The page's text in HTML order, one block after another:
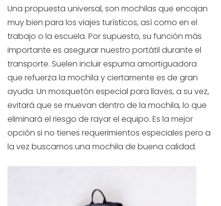
Una propuesta universal, son mochilas que encajan
muy bien para los viajes turísticos, así como en el
trabajo o la escuela. Por supuesto, su función más
importante es asegurar nuestro portátil durante el
transporte. Suelen incluir espuma amortiguadora
que refuerza la mochila y ciertamente es de gran
ayuda. Un mosquetón especial para llaves, a su vez,
evitará que se muevan dentro de la mochila, lo que
eliminará el riesgo de rayar el equipo. Es la mejor
opción si no tienes requerimientos especiales pero a
la vez buscamos una mochila de buena calidad.